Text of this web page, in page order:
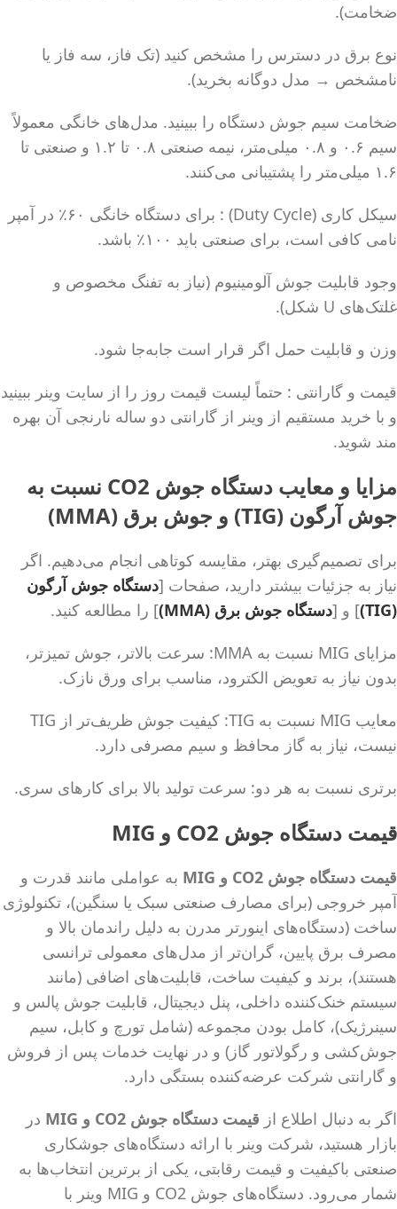
ضخامت).
نوع برق در دسترس را مشخص کنید (تک فاز، سه فاز یا
نامشخص → مدل دوگانه بخرید).
ضخامت سیم جوش دستگاه را ببینید. مدل‌های خانگی معمولاً
سیم ۰.۶ و ۰.۸ میلی‌متر، نیمه صنعتی ۰.۸ تا ۱.۲ و صنعتی تا
۱.۶ میلی‌متر را پشتیبانی می‌کنند.
سیکل کاری (Duty Cycle) : برای دستگاه خانگی ۶۰٪ در آمپر
نامی کافی است، برای صنعتی باید ۱۰۰٪ باشد.
وجود قابلیت جوش آلومینیوم (نیاز به تفنگ مخصوص و
غلتک‌های U شکل).
وزن و قابلیت حمل اگر قرار است جابه‌جا شود.
قیمت و گارانتی : حتماً لیست قیمت روز را از سایت وینر ببینید
و با خرید مستقیم از وینر از گارانتی دو ساله نارنجی آن بهره
مند شوید.
مزایا و معایب دستگاه جوش CO2 نسبت به
جوش آرگون (TIG) و جوش برق (MMA)
برای تصمیم‌گیری بهتر، مقایسه کوتاهی انجام می‌دهیم. اگر
نیاز به جزئیات بیشتر دارید، صفحات [دستگاه جوش آرگون
(TIG)
] و [دستگاه جوش برق (MMA)
] را مطالعه کنید.
مزایای MIG نسبت به MMA: سرعت بالاتر، جوش تمیزتر،
بدون نیاز به تعویض الکترود، مناسب برای ورق نازک.
معایب MIG نسبت به TIG: کیفیت جوش ظریف‌تر از TIG
نیست، نیاز به گاز محافظ و سیم مصرفی دارد.
برتری نسبت به هر دو: سرعت تولید بالا برای کارهای سری.
قیمت دستگاه جوش CO2 و MIG
قیمت دستگاه جوش CO2 و MIG به عواملی مانند قدرت و
آمپر خروجی (برای مصارف صنعتی سبک یا سنگین)، تکنولوژی
ساخت (دستگاه‌های اینورتر مدرن به دلیل راندمان بالا و
مصرف برق پایین، گران‌تر از مدل‌های معمولی ترانسی
هستند)، برند و کیفیت ساخت، قابلیت‌های اضافی (مانند
سیستم خنک‌کننده داخلی، پنل دیجیتال، قابلیت جوش پالس و
سینرژیک)، کامل بودن مجموعه (شامل تورچ و کابل، سیم
جوش‌کشی و رگولاتور گاز) و در نهایت خدمات پس از فروش
و گارانتی شرکت عرضه‌کننده بستگی دارد.
اگر به دنبال اطلاع از قیمت دستگاه جوش CO2 و MIG در
بازار هستید، شرکت وینر با ارائه دستگاه‌های جوشکاری
صنعتی باکیفیت و قیمت رقابتی، یکی از برترین انتخاب‌ها به
شمار می‌رود. دستگاه‌های جوش CO2 و MIG وینر با